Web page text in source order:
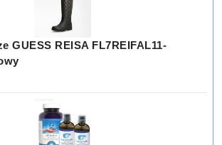
GUESS REISA FL7REIFAL11-